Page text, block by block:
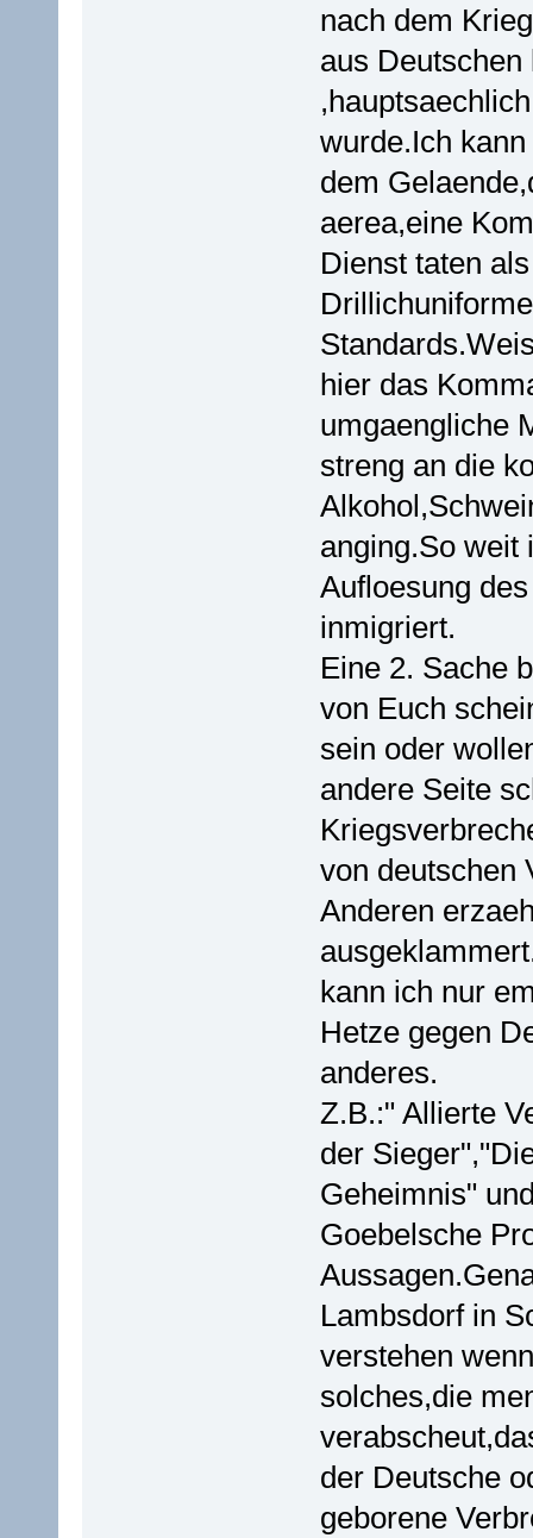
nach dem
aus
wurde.Ich
dem
aerea,eine
Dienst taten
hier das
umgaengliche
streng an die
anging.So weit
Aufloesung
inmigriert.
Eine 2. Sache
von Euch
sein oder
andere Seite
von deutschen
Anderen
kann ich nur
Hetze gegen
anderes.
Z.B.:" Allierte
der
Geheimnis"
Goebelsche
Lambsdorf in
verstehen
solches,die
der Deutsche
geborene